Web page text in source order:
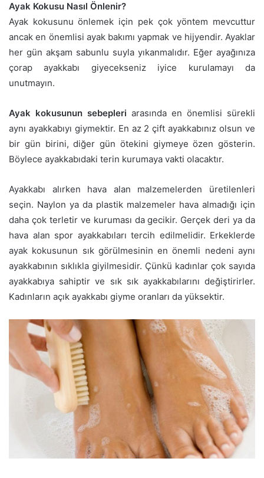
Ayak Kokusu Nasıl Önlenir?
Ayak kokusunu önlemek için pek çok yöntem mevcuttur
ancak en önemlisi ayak bakımı yapmak ve hijyendir. Ayaklar
her gün akşam sabunlu suyla yıkanmalıdır. Eğer ayağınıza
çorap ayakkabı giyecekseniz iyice kurulamayı da
unutmayın.
Ayak kokusunun sebepleri arasında en önemlisi sürekli
aynı ayakkabıyı giymektir. En az 2 çift ayakkabınız olsun ve
bir gün birini, diğer gün ötekini giymeye özen gösterin.
Böylece ayakkabıdaki terin kurumaya vakti olacaktır.
Ayakkabı alırken hava alan malzemelerden üretilenleri
seçin. Naylon ya da plastik malzemeler hava almadığı için
daha çok terletir ve kuruması da gecikir. Gerçek deri ya da
hava alan spor ayakkabıları tercih edilmelidir. Erkeklerde
ayak kokusunun sık görülmesinin en önemli nedeni aynı
ayakkabının sıklıkla giyilmesidir. Çünkü kadınlar çok sayıda
ayakkabıya sahiptir ve sık sık ayakkabılarını değiştirirler.
Kadınların açık ayakkabı giyme oranları da yüksektir.